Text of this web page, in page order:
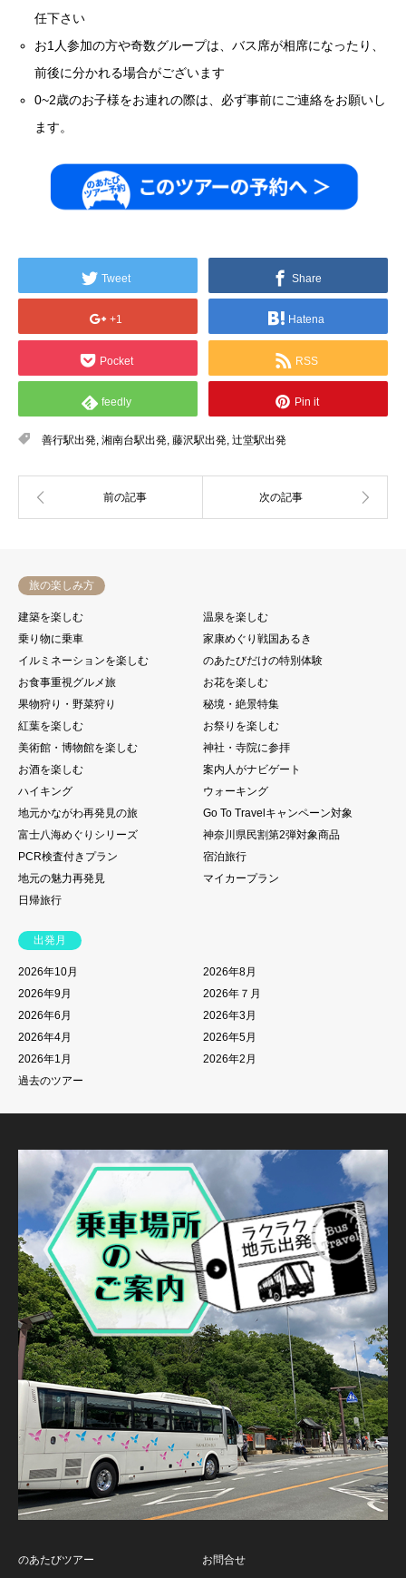
任下さい
お1人参加の方や奇数グループは、バス席が相席になったり、
前後に分かれる場合がございます
0~2歳のお子様をお連れの際は、必ず事前にご連絡をお願いし
ます。
Tweet Share
+1 Hatena
Pocket RSS
feedly Pin it
善行駅出発, 湘南台駅出発, 藤沢駅出発, 辻堂駅出発
旅の楽しみ方
建築を楽しむ
温泉を楽しむ
乗り物に乗車
家康めぐり戦国あるき
イルミネーションを楽しむ
のあたびだけの特別体験
お食事重視グルメ旅
お花を楽しむ
果物狩り・野菜狩り
秘境・絶景特集
紅葉を楽しむ
お祭りを楽しむ
美術館・博物館を楽しむ
神社・寺院に参拝
お酒を楽しむ
案内人がナビゲート
ハイキング
ウォーキング
地元かながわ再発見の旅
Go To Travelキャンペーン対象
富士八海めぐりシリーズ
神奈川県民割第2弾対象商品
PCR検査付きプラン
宿泊旅行
地元の魅力再発見
マイカープラン
日帰旅行
出発月
2026年10月
2026年8月
2026年9月
2026年７月
2026年6月
2026年3月
2026年4月
2026年5月
2026年1月
2026年2月
過去のツアー
のあたびツアー
お問合せ